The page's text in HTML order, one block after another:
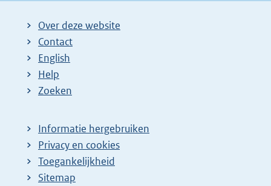
Over deze website
Contact
English
Help
Zoeken
Informatie hergebruiken
Privacy en cookies
Toegankelijkheid
Sitemap